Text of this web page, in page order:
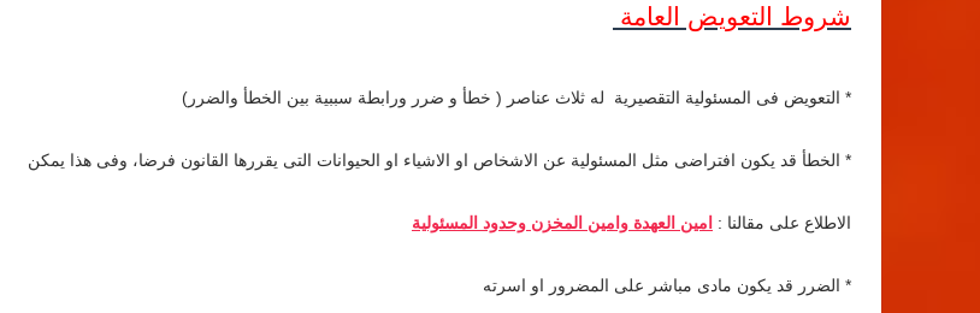
شروط التعويض العامة
* التعويض فى المسئولية التقصيرية له ثلاث عناصر ( خطأ و ضرر ورابطة سببية بين الخطأ والضرر)
* الخطأ قد يكون افتراضى مثل المسئولية عن الاشخاص او الاشياء او الحيوانات التى يقررها القانون فرضا، وفى هذا يمكن
الاطلاع على مقالنا : امين العهدة وامين المخزن وحدود المسئولية
* الضرر قد يكون مادى مباشر على المضرور او اسرته